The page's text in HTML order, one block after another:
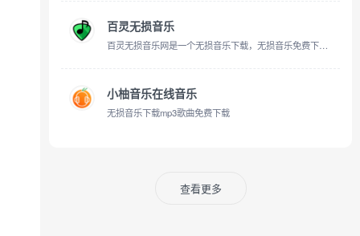
百灵无损音乐
百灵无损音乐网是一个无损音乐下载，无损音乐免费下载,mp3音乐免费音乐下载的网站,抖音热门音乐下载，为广大音乐爱好者和抖音创作者提供免费音乐素材交流分享的平台
小柚音乐在线音乐
无损音乐下载mp3歌曲免费下载
查看更多